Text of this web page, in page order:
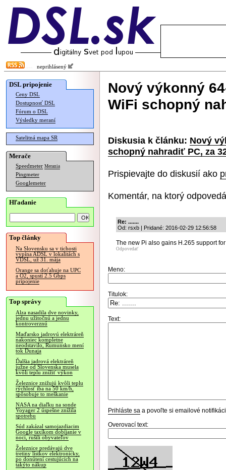
neprihlásený
DSL pripojenie
Ceny DSL
Dostupnosť DSL
Fórum o DSL
Výsledky meraní
Satelitná mapa SR
Merače
Speedmeter Merania
Pingmeter
Googlemeter
Hľadanie
Top články
Na Slovensku sa v tichosti
vypína ADSL v lokalitách s
VDSL, už 31. mája
Orange sa doťahuje na UPC
a O2, spustí 2.5 Gbps
pripojenie
Top správy
Alza nasadila dve novinky,
jednu užitočnú a jednu
kontroverznú
Maďarsko jadrovú elektráreň
nakoniec kompletne
neodstavilo, Rumunsko mení
tok Dunaja
Ďalšia jadrová elektráreň
južne od Slovenska musela
kvôli teplu znížiť výkon
Železnice znižujú kvôli teplu
rýchlosť iba na 50 km/h,
spôsobuje to meškanie
NASA na diaľku na sonde
Voyager 2 úspešne znížila
spotrebu
Súd zakázal samojazdiacim
Google taxíkom dobíjanie v
noci, rušili obyvateľov
Železnice predávajú dve
tretiny lístkov elektronicky,
po donútení cestujúcich na
takýto nákup
Nový výkonný
WiFi schopný
Diskusia k článku: Nový
schopný nahradiť PC, za
Prispievajte do diskusií ako
Komentár, na ktorý
Re: .......
Od: rsxb | Pridané: 2016-02-29 12:56:58
The new Pi also gains H.265 support
Odpovedať
Meno:
Titulok:
Text:
Prihláste sa a povoľte si emailové
Overovací text: